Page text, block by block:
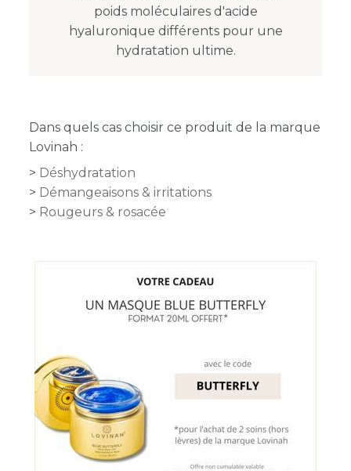
poids moléculaires d'acide
hyaluronique différents pour une
hydratation ultime.
Dans quels cas choisir ce produit de la marque
Lovinah :
Déshydratation
Démangeaisons & irritations
Rougeurs & rosacée